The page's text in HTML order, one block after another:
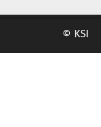
© KSI